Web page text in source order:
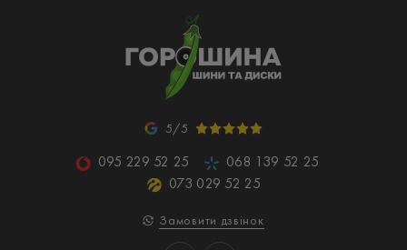
5/5
095 229 52 25
068 139 52 25
073 029 52 25
Замовити дзвінок